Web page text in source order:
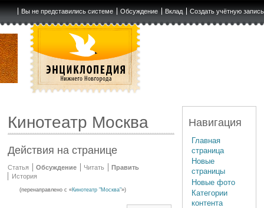
Вы не представились системе Обсуждение Вклад Создать учётную запись
Кинотеатр Москва
Действия на странице
Статья Обсуждение Читать
Править
История
(перенаправлено с «Кинотеатр "Москва"»)
Навигация
Главная
страница
Новые
страницы
Новые фото
Категории
контента